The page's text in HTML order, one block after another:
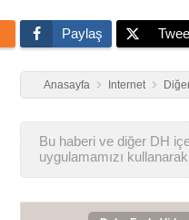
Paylaş
Anasayfa Internet
Bu haberi ve diğer DH
uygulamamızı